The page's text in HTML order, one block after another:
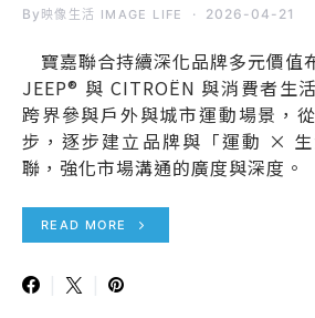
By 映像生活 IMAGE LIFE 2026-04-21
寶嘉聯合持續深化品牌多元價值
JEEP® 與 CITROËN 與消費者生
跨界參與戶外與城市運動場景，
步，逐步建立品牌與「運動 ×
聯，強化市場溝通的廣度與深度。
READ MORE